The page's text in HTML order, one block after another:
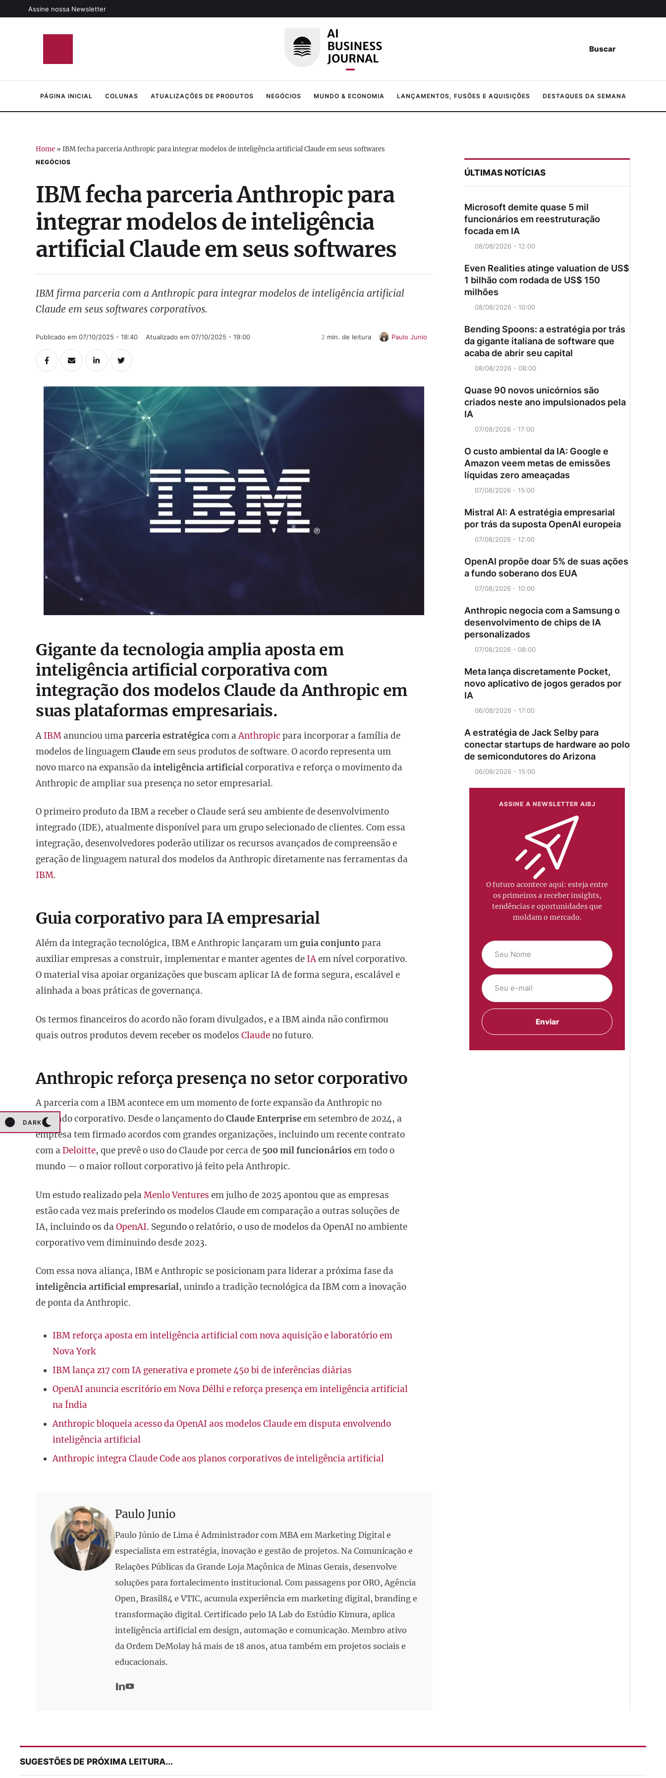
Assine nossa Newsletter
Buscar
DARK
PÁGINA INICIAL COLUNAS ATUALIZAÇÕES DE PRODUTOS NEGÓCIOS MUNDO & ECONOMIA LANÇAMENTOS, FUSÕES E AQUISIÇÕES DESTAQUES DA SEMANA
Home » IBM fecha parceria Anthropic para integrar modelos de inteligência artificial Claude em seus softwares
NEGÓCIOS
IBM fecha parceria Anthropic para
integrar modelos de inteligência
artificial Claude em seus softwares
IBM firma parceria com a Anthropic para integrar modelos de inteligência artificial
Claude em seus softwares corporativos.
Publicado em 07/10/2025 - 18:40 Atualizado em 07/10/2025 - 19:00 2 min. de leitura Paulo Junio
Gigante da tecnologia amplia aposta em
inteligência artificial corporativa com
integração dos modelos Claude da Anthropic em
suas plataformas empresariais.
A IBManunciou uma parceria estratégicacom aAnthropic para incorporar a família de
modelos de linguagemClaudeem seus produtos de software. O acordo representa um
novo marco na expansão da inteligência artificialcorporativa e reforça o movimento da
Anthropic de ampliar sua presença no setor empresarial.
O primeiro produto da IBM a receber o Claude será seu ambiente de desenvolvimento
integrado (IDE), atualmente disponível para um grupo selecionado de clientes. Com essa
integração, desenvolvedores poderão utilizar os recursos avançados de compreensão e
geração de linguagem natural dos modelos da Anthropic diretamente nas ferramentas da
IBM.
Guia corporativo para IA empresarial
Além da integração tecnológica, IBM e Anthropic lançaram um guia conjunto para
auxiliar empresas a construir, implementar e manter agentes de IAem nível corporativo.
O material visa apoiar organizações que buscam aplicar IA de forma segura, escalável e
alinhada a boas práticas de governança.
Os termos financeiros do acordo não foram divulgados, e a IBM ainda não confirmou
quais outros produtos devem receber os modelos Claudeno futuro.
Anthropic reforça presença no setor corporativo
A parceria com a IBM acontece em um momento de forte expansão da Anthropic no
mercado corporativo. Desde o lançamento doClaude Enterpriseem setembro de 2024, a
empresa tem firmado acordos com grandes organizações, incluindo um recente contrato
com a Deloitte, que prevê o uso do Claude por cerca de 500 mil funcionários em todo o
mundo — o maior rollout corporativo já feito pela Anthropic.
Um estudo realizado pela Menlo Ventures em julho de 2025 apontou que as empresas
estão cada vez mais preferindo os modelos Claude em comparação a outras soluções de
IA, incluindo os da OpenAI. Segundo o relatório, o uso de modelos da OpenAI no ambiente
corporativo vem diminuindo desde 2023.
Com essa nova aliança, IBM e Anthropic se posicionam para liderar a próxima fase da
inteligência artificial empresarial, unindo a tradição tecnológica da IBM com a inovação
de ponta da Anthropic.
IBM reforça aposta em inteligência artificial com nova aquisição e laboratório em
Nova York
IBM lança z17 com IA generativa e promete 450 bi de inferências diárias
OpenAI anuncia escritório em Nova Délhi e reforça presença em inteligência artificial
na Índia
Anthropic bloqueia acesso da OpenAI aos modelos Claude em disputa envolvendo
inteligência artificial
Anthropic integra Claude Code aos planos corporativos de inteligência artificial
Paulo Junio
Paulo Júnio de Lima é Administrador com MBA em Marketing Digital e
especialista em estratégia, inovação e gestão de projetos. Na Comunicação e
Relações Públicas da Grande Loja Maçônica de Minas Gerais, desenvolve
soluções para fortalecimento institucional. Com passagens por ORO, Agência
Open, Brasil84 e VTIC, acumula experiência em marketing digital, branding e
transformação digital. Certificado pelo IA Lab do Estúdio Kimura, aplica
inteligência artificial em design, automação e comunicação. Membro ativo
da Ordem DeMolay há mais de 18 anos, atua também em projetos sociais e
educacionais.
ÚLTIMAS NOTÍCIAS
Microsoft demite quase 5 mil
funcionários em reestruturação
focada em IA
08/08/2026 - 12:00
Even Realities atinge valuation de US$
1 bilhão com rodada de US$ 150
milhões
08/08/2026 - 10:00
Bending Spoons: a estratégia por trás
da gigante italiana de software que
acaba de abrir seu capital
08/08/2026 - 08:00
Quase 90 novos unicórnios são
criados neste ano impulsionados pela
IA
07/08/2026 - 17:00
O custo ambiental da IA: Google e
Amazon veem metas de emissões
líquidas zero ameaçadas
07/08/2026 - 15:00
Mistral AI: A estratégia empresarial
por trás da suposta OpenAI europeia
07/08/2026 - 12:00
OpenAI propõe doar 5% de suas ações
a fundo soberano dos EUA
07/08/2026 - 10:00
Anthropic negocia com a Samsung o
desenvolvimento de chips de IA
personalizados
07/08/2026 - 08:00
Meta lança discretamente Pocket,
novo aplicativo de jogos gerados por
IA
06/08/2026 - 17:00
A estratégia de Jack Selby para
conectar startups de hardware ao polo
de semicondutores do Arizona
06/08/2026 - 15:00
ASSINE A NEWSLETTER AIBJ
O futuro acontece aqui: esteja entre
os primeiros a receber insights,
tendências e oportunidades que
moldam o mercado.
SUGESTÕES DE PRÓXIMA LEITURA...